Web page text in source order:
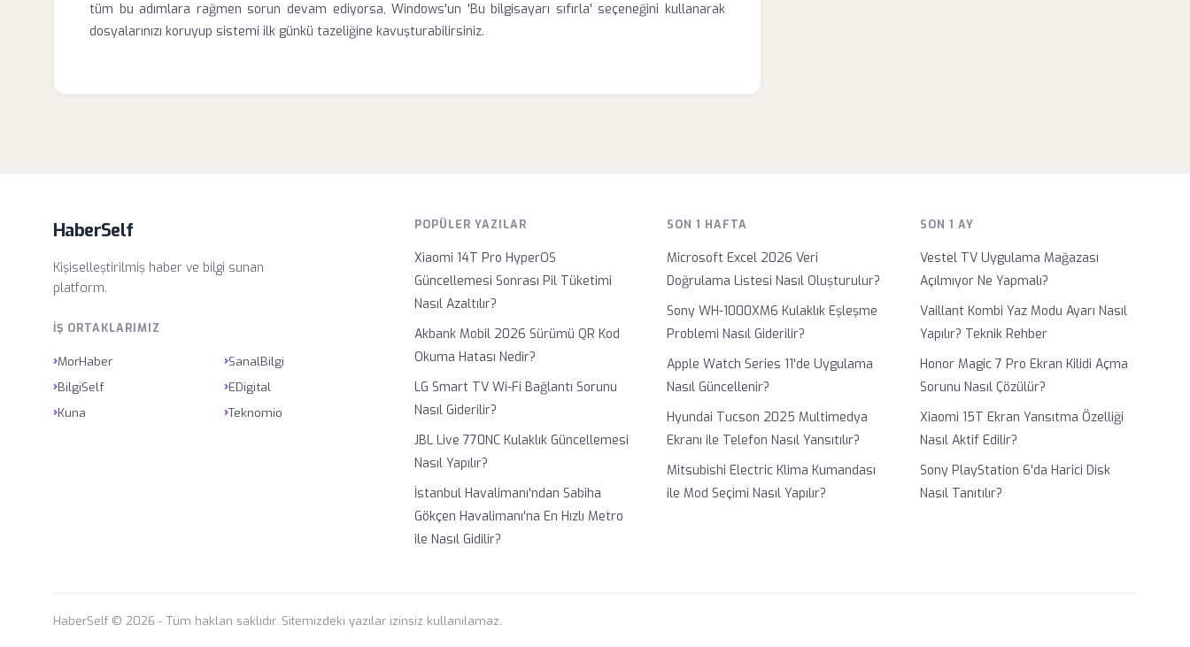
tüm bu adımlara rağmen sorun devam ediyorsa, Windows'un 'Bu bilgisayarı sıfırla' seçeneğini kullanarak
dosyalarınızı koruyup sistemi ilk günkü tazeliğine kavuşturabilirsiniz.
HaberSelf
Kişiselleştirilmiş haber ve bilgi sunan
platform.
İŞ ORTAKLARIMIZ
›MorHaber ›SanalBilgi
›BilgiSelf ›EDigital
›Kuna ›Teknomio
POPÜLER YAZILAR
Xiaomi 14T Pro HyperOS
Güncellemesi Sonrası Pil Tüketimi
Nasıl Azaltılır?
Akbank Mobil 2026 Sürümü QR Kod
Okuma Hatası Nedir?
LG Smart TV Wi-Fi Bağlantı Sorunu
Nasıl Giderilir?
JBL Live 770NC Kulaklık Güncellemesi
Nasıl Yapılır?
İstanbul Havalimanı'ndan Sabiha
Gökçen Havalimanı'na En Hızlı Metro
ile Nasıl Gidilir?
SON 1 HAFTA
Microsoft Excel 2026 Veri
Doğrulama Listesi Nasıl Oluşturulur?
Sony WH-1000XM6 Kulaklık Eşleşme
Problemi Nasıl Giderilir?
Apple Watch Series 11'de Uygulama
Nasıl Güncellenir?
Hyundai Tucson 2025 Multimedya
Ekranı ile Telefon Nasıl Yansıtılır?
Mitsubishi Electric Klima Kumandası
ile Mod Seçimi Nasıl Yapılır?
SON 1 AY
Vestel TV Uygulama Mağazası
Açılmıyor Ne Yapmalı?
Vaillant Kombi Yaz Modu Ayarı Nasıl
Yapılır? Teknik Rehber
Honor Magic 7 Pro Ekran Kilidi Açma
Sorunu Nasıl Çözülür?
Xiaomi 15T Ekran Yansıtma Özelliği
Nasıl Aktif Edilir?
Sony PlayStation 6'da Harici Disk
Nasıl Tanıtılır?
HaberSelf © 2026 - Tüm hakları saklıdır. Sitemizdeki yazılar izinsiz kullanılamaz.